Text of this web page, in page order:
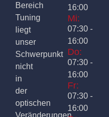
Bereich
Tuning
liegt
unser
Schwerpunkt
nicht
in
der
optischen
Veränderungen
16:00
Mi:
07:30 -
16:00
Do:
07:30 -
16:00
Fr:
07:30 -
16:00